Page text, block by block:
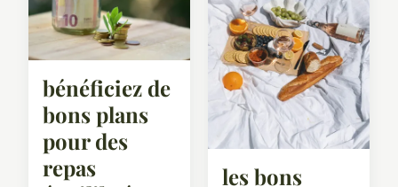
bénéficiez de
bons plans
pour des
repas
les bons